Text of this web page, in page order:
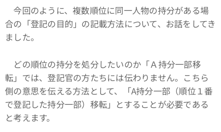
今回のように、複数順位に同一人物の持分がある場
合の「登記の目的」の記載方法について、お話をしてき
ました。
どの順位の持分を処分したいのか「Ａ持分一部移
転」では、登記官の方たちには伝わりません。こちら
側の意思を伝える方法として、「A持分一部（順位１番
で登記した持分一部）移転」とすることが必要である
と考えます。